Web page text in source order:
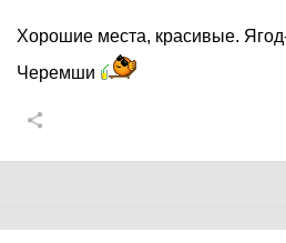
Хорошие места, красивые.
Черемши